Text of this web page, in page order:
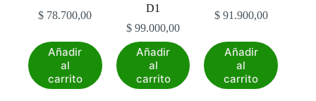
producto
producto
$ 78.700,00
Añadir
al
carrito
D1
$ 99.000,00
Añadir
al
carrito
$91.900,00
Añadir
al
carrito